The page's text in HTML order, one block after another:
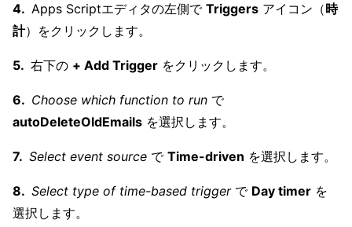
Apps Scriptエディタの左側で Triggers アイコン（時
計）をクリックします。
右下の + Add Trigger をクリックします。
Choose which function to run で
autoDeleteOldEmails を選択します。
Select event source で Time-driven を選択します。
Select type of time-based triggerで Day timer を
選択します。